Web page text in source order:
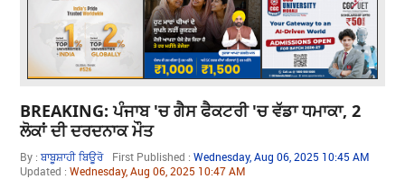
BREAKING: ਪੰਜਾਬ 'ਚ ਗੈਸ ਫੈਕਟਰੀ 'ਚ ਵੱਡਾ ਧਮਾਕਾ, 2
ਲੋਕਾਂ ਦੀ ਦਰਦਨਾਕ ਮੌਤ
By :ਬਾਬੂਸ਼ਾਹੀ ਬਿਊਰੋ First Published :Wednesday, Aug 06, 2025 10:45 AM
Updated :Wednesday, Aug 06, 2025 10:47 AM